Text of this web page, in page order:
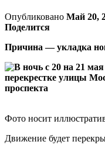
Опубликовано Май 20,
Поделится
Причина — укладка
Фото носит
Движение будет